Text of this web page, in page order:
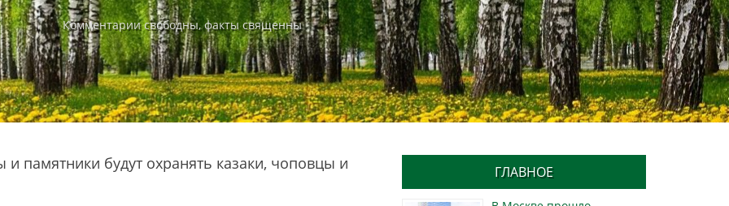
Комментарии свободны, факты священны
памятники будут охранять казаки, чоповцы и
ГЛАВНОЕ